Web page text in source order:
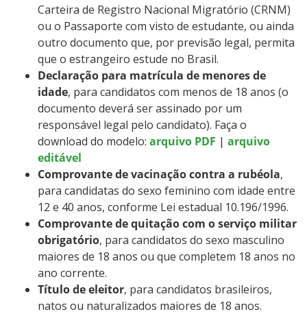
Carteira de Registro Nacional Migratório (CRNM)
ou o Passaporte com visto de estudante, ou ainda
outro documento que, por previsão legal, permita
que o estrangeiro estude no Brasil.
Declaração para matrícula de menores de
idade, para candidatos com menos de 18 anos (o
documento deverá ser assinado por um
responsável legal pelo candidato). Faça o
download do modelo: arquivo PDF | arquivo
editável
Comprovante de vacinação contra a rubéola,
para candidatas do sexo feminino com idade entre
12 e 40 anos, conforme Lei estadual 10.196/1996.
Comprovante de quitação com o serviço militar
obrigatório, para candidatos do sexo masculino
maiores de 18 anos ou que completem 18 anos no
ano corrente.
Título de eleitor, para candidatos brasileiros,
natos ou naturalizados maiores de 18 anos.